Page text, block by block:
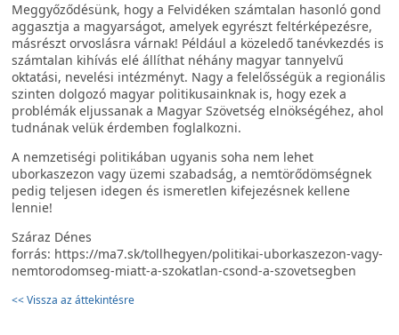
Meggyőződésünk, hogy a Felvidéken számtalan hasonló gond
aggasztja a magyarságot, amelyek egyrészt feltérképezésre,
másrészt orvoslásra várnak! Például a közeledő tanévkezdés is
számtalan kihívás elé állíthat néhány magyar tannyelvű
oktatási, nevelési intézményt. Nagy a felelősségük a regionális
szinten dolgozó magyar politikusainknak is, hogy ezek a
problémák eljussanak a Magyar Szövetség elnökségéhez, ahol
tudnának velük érdemben foglalkozni.
A nemzetiségi politikában ugyanis soha nem lehet
uborkaszezon vagy üzemi szabadság, a nemtörődömségnek
pedig teljesen idegen és ismeretlen kifejezésnek kellene
lennie!
Száraz Dénes
forrás: https://ma7.sk/tollhegyen/politikai-uborkaszezon-vagy-
nemtorodomseg-miatt-a-szokatlan-csond-a-szovetsegben
<< Vissza az áttekintésre